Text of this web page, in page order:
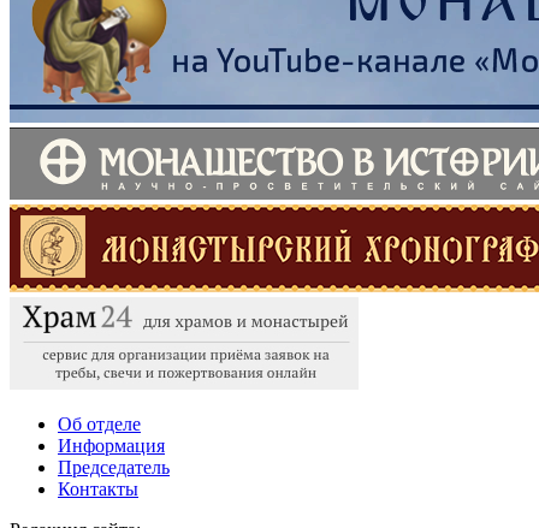
Об отделе
Информация
Председатель
Контакты